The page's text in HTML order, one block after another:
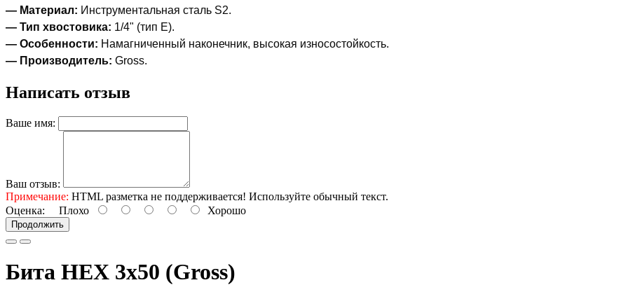
— Материал: Инструментальная сталь S2.
— Тип хвостовика: 1/4" (тип Е).
— Особенности: Намагниченный наконечник, высокая износостойкость.
— Производитель: Gross.
Написать отзыв
Ваше имя:
Ваш отзыв:
Примечание: HTML разметка не поддерживается! Используйте обычный текст.
Оценка: Плохо Хорошо
Продолжить
Бита HEX 3х50 (Gross)